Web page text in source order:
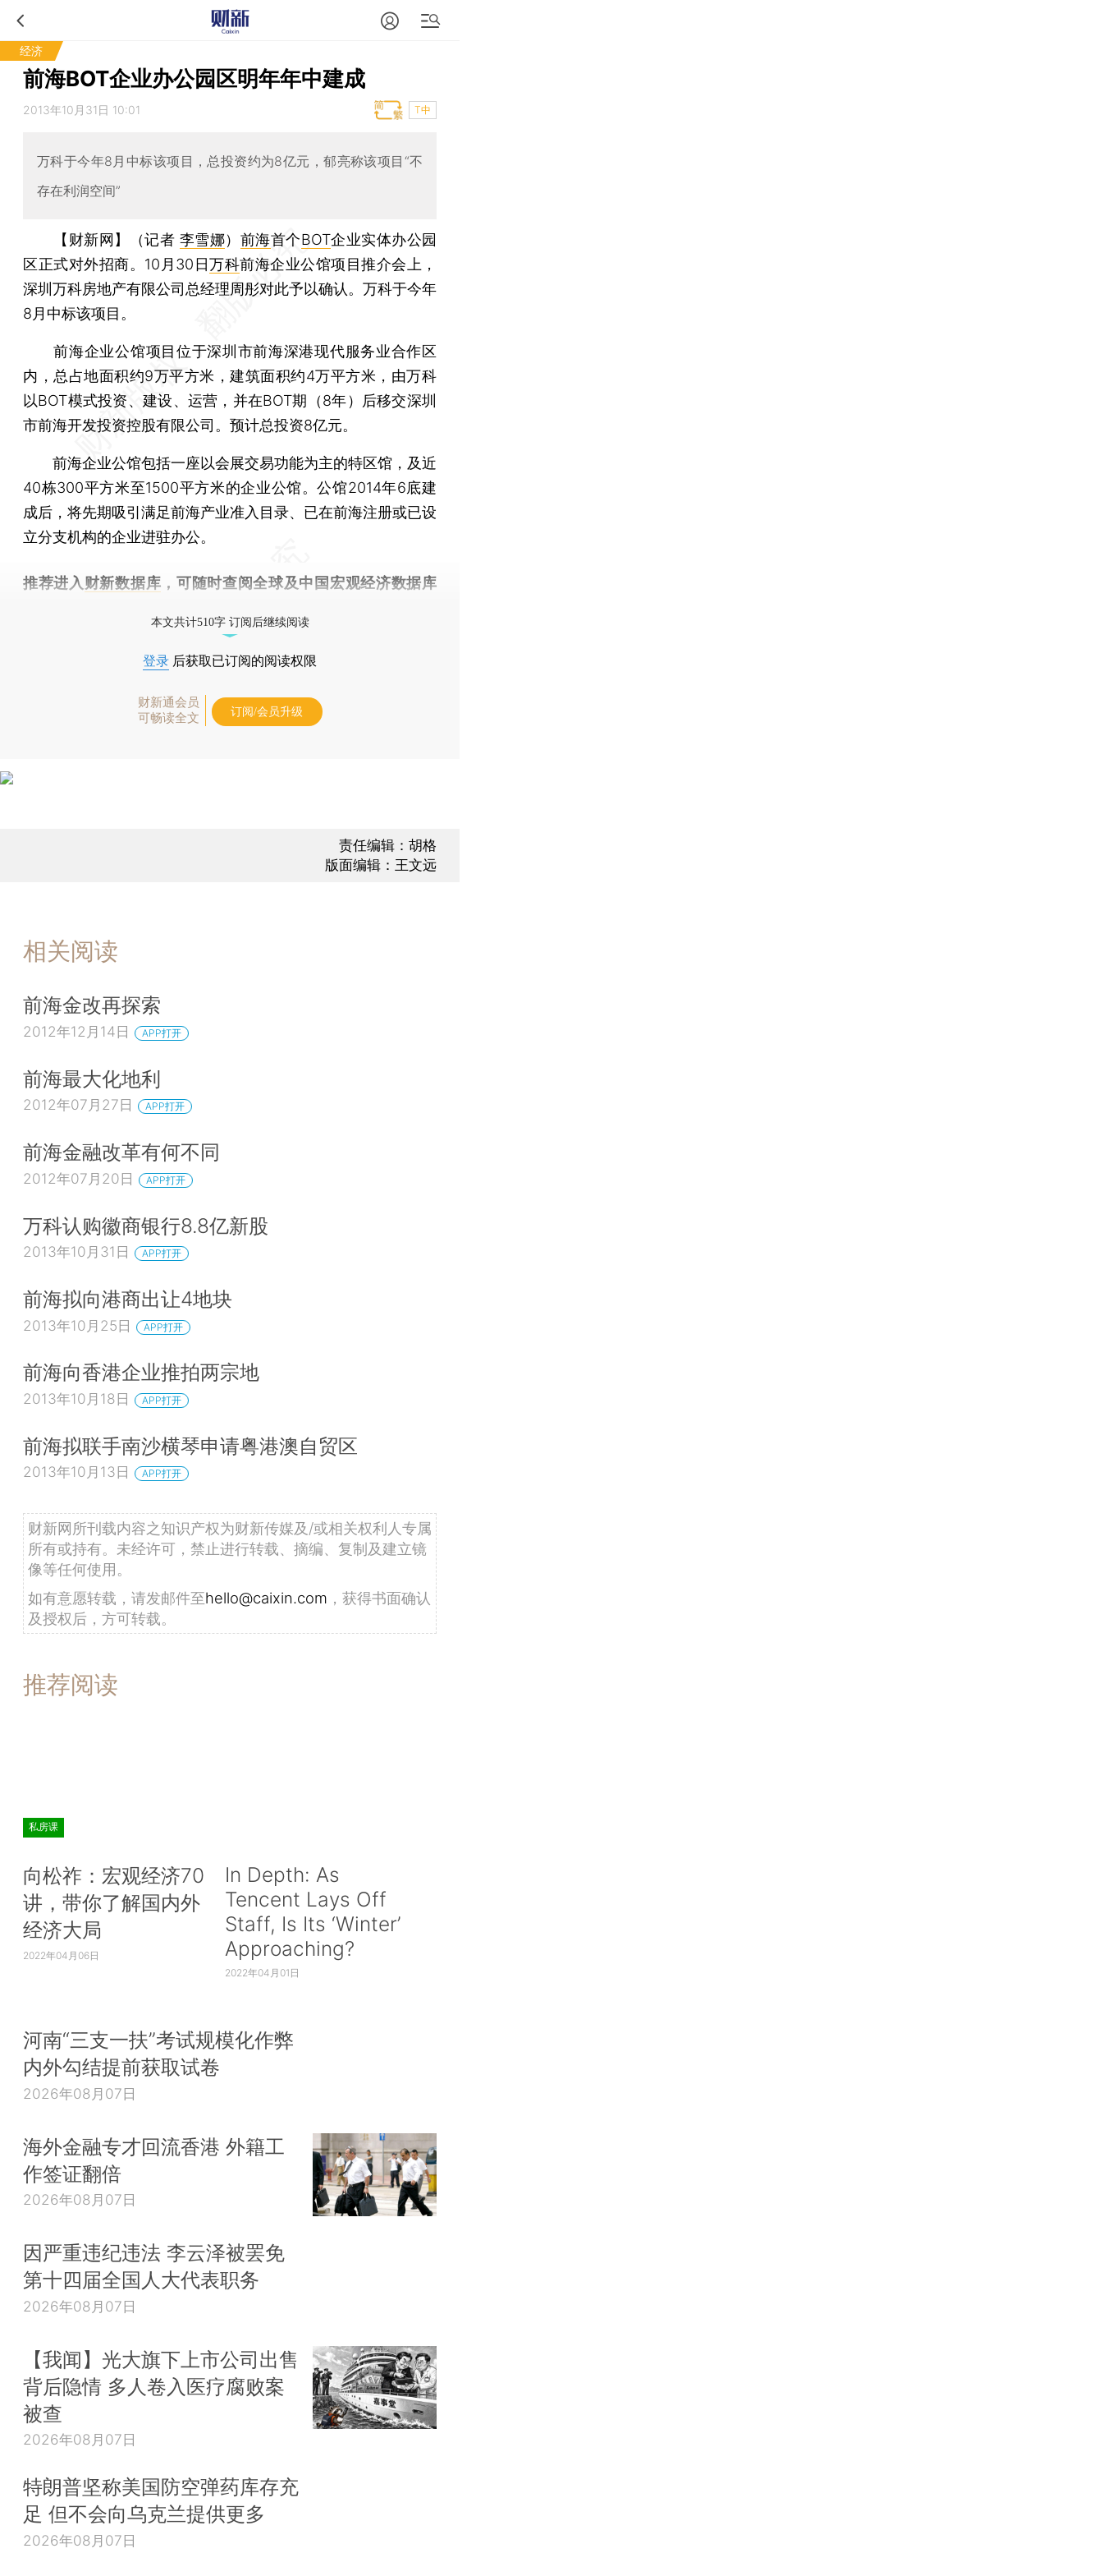
经济
前海BOT企业办公园区明年年中建成
2013年10月31日 10:01 T中
万科于今年8月中标该项目，总投资约为8亿元，郁亮称该项目“不
存在利润空间”
【财新网】（记者 李雪娜） 前海首个BOT企业实体办公园
区正式对外招商。10月30日万科前海企业公馆项目推介会上，
深圳万科房地产有限公司总经理周彤对此予以确认。万科于今年
8月中标该项目。
前海企业公馆项目位于深圳市前海深港现代服务业合作区
内，总占地面积约9万平方米，建筑面积约4万平方米，由万科
以BOT模式投资、建设、运营，并在BOT期（8年）后移交深圳
市前海开发投资控股有限公司。预计总投资8亿元。
前海企业公馆包括一座以会展交易功能为主的特区馆，及近
40栋300平方米至1500平方米的企业公馆。公馆2014年6底建
成后，将先期吸引满足前海产业准入目录、已在前海注册或已设
立分支机构的企业进驻办公。
推荐进入 财新数据库 ，可随时查阅全球及中国宏观经济数据库
本文共计510字 订阅后继续阅读
登录 后获取已订阅的阅读权限
财新通会员
可畅读全文
订阅/会员升级
责任编辑：胡格
版面编辑：王文远
相关阅读
前海金改再探索
2012年12月14日 APP打开
前海最大化地利
2012年07月27日 APP打开
前海金融改革有何不同
2012年07月20日 APP打开
万科认购徽商银行8.8亿新股
2013年10月31日 APP打开
前海拟向港商出让4地块
2013年10月25日 APP打开
前海向香港企业推拍两宗地
2013年10月18日 APP打开
前海拟联手南沙横琴申请粤港澳自贸区
2013年10月13日 APP打开
财新网所刊载内容之知识产权为财新传媒及/或相关权利人专属
所有或持有。未经许可，禁止进行转载、摘编、复制及建立镜
像等任何使用。
如有意愿转载，请发邮件至hello@caixin.com ，获得书面确认
及授权后，方可转载。
推荐阅读
私房课
向松祚：宏观经济70
讲，带你了解国内外
经济大局
2022年04月06日
In Depth: As
Tencent Lays Off
Staff, Is Its ‘Winter’
Approaching?
2022年04月01日
河南“三支一扶”考试规模化作弊
内外勾结提前获取试卷
2026年08月07日
海外金融专才回流香港 外籍工
作签证翻倍
2026年08月07日
因严重违纪违法 李云泽被罢免
第十四届全国人大代表职务
2026年08月07日
【我闻】光大旗下上市公司出售
背后隐情 多人卷入医疗腐败案
被查
2026年08月07日
特朗普坚称美国防空弹药库存充
足 但不会向乌克兰提供更多
2026年08月07日